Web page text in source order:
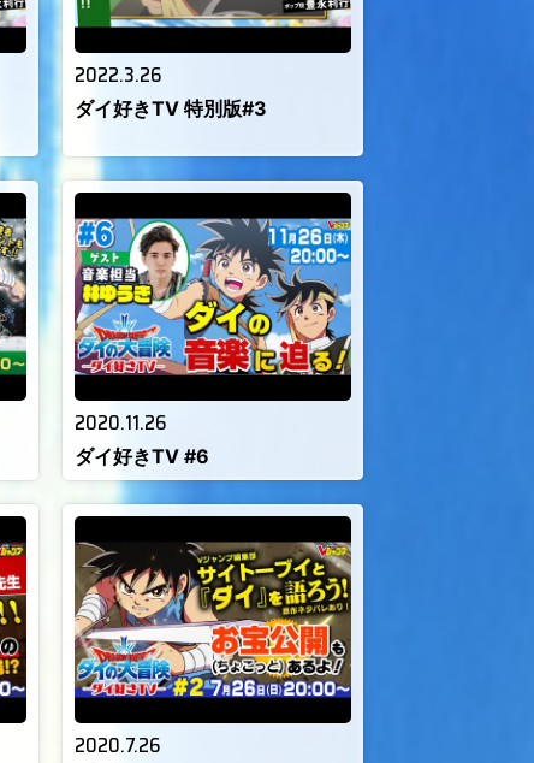
2022.3.26
ダイ好きTV 特別版#3
2020.11.26
ダイ好きTV #6
2020.7.26